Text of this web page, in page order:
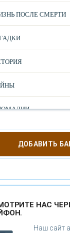
ПОСЛЕ СМЕРТИ
ДОБАВИТЬ
НАС
Наш сайт